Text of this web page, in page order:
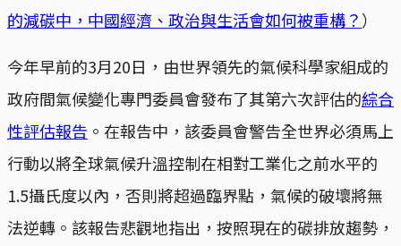
的減碳中，中國經濟、政治與生活會如何被重構？）
今年早前的3月20日，由世界領先的氣候科學家組成的
政府間氣候變化專門委員會發布了其第六次評估的綜合
性評估報告 。在報告中，該委員會警告全世界必須馬上
行動以將全球氣候升溫控制在相對工業化之前水平的
1.5攝氏度以內，否則將超過臨界點，氣候的破壞將無
法逆轉。該報告悲觀地指出，按照現在的碳排放趨勢，